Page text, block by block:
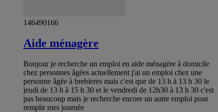
146490166
Aide ménagère
Bonjour je recherche un emploi en aide ménagère à domicile
chez personnes âgées actuellement j'ai un emploi chez une
personne âgée à brebieres mais c'est que de 13 h à 13 h 30 le
jeudi de 13 h à 15 h 30 et le vendredi de 12h30 à 13 h 30 c'est
pas beaucoup mais je recherche encore un autre emploi pour
remplir mes journée